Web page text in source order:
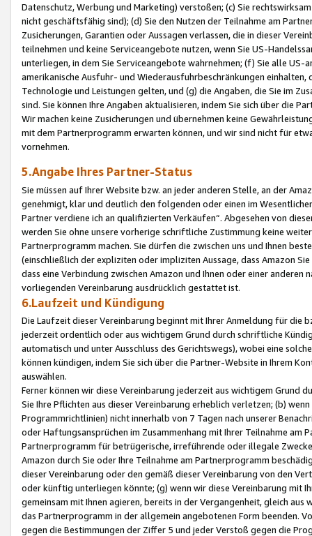
Datenschutz, Werbung und Marketing) verstoßen; (c) Sie
nicht geschäftsfähig sind); (d) Sie den Nutzen der Teilnahme am
Zusicherungen, Garantien oder Aussagen verlassen, die in dieser
teilnehmen und keine Serviceangebote nutzen, wenn Sie US-
unterliegen, in dem Sie Serviceangebote wahrnehmen; (f) Sie alle
amerikanische Ausfuhr- und Wiederausfuhrbeschränkungen
Technologie und Leistungen gelten, und (g) die Angaben, die Sie im
sind. Sie können Ihre Angaben aktualisieren, indem Sie sich über die
Wir machen keine Zusicherungen und übernehmen keine
mit dem Partnerprogramm erwarten können, und wir sind nicht für
vornehmen.
5.Angabe Ihres Partner-Status
Sie müssen auf Ihrer Website bzw. an jeder anderen Stelle, an der
genehmigt, klar und deutlich den folgenden oder einen im
Partner verdiene ich an qualifizierten Verkäufen“. Abgesehen von
werden Sie ohne unsere vorherige schriftliche Zustimmung keine
Partnerprogramm machen. Sie dürfen die zwischen uns und Ihnen
(einschließlich der expliziten oder impliziten Aussage, dass Amazon
dass eine Verbindung zwischen Amazon und Ihnen oder einer
vorliegenden Vereinbarung ausdrücklich gestattet ist.
6.Laufzeit und Kündigung
Die Laufzeit dieser Vereinbarung beginnt mit Ihrer Anmeldung für die
jederzeit ordentlich oder aus wichtigem Grund durch schriftliche
automatisch und unter Ausschluss des Gerichtswegs), wobei eine
können kündigen, indem Sie sich über die Partner-Website in Ihrem
auswählen.
Ferner können wir diese Vereinbarung jederzeit aus wichtigem Grund
Sie Ihre Pflichten aus dieser Vereinbarung erheblich verletzen; (b)
Programmrichtlinien) nicht innerhalb von 7 Tagen nach unserer
oder Haftungsansprüchen im Zusammenhang mit Ihrer Teilnahme am
Partnerprogramm für betrügerische, irreführende oder illegale
Amazon durch Sie oder Ihre Teilnahme am Partnerprogramm
dieser Vereinbarung oder den gemäß dieser Vereinbarung von den
oder künftig unterliegen könnte; (g) wenn wir diese Vereinbarung mit
gemeinsam mit Ihnen agieren, bereits in der Vergangenheit, gleich
das Partnerprogramm in der allgemein angebotenen Form beenden.
gegen die Bestimmungen der Ziffer 5 und jeder Verstoß gegen die